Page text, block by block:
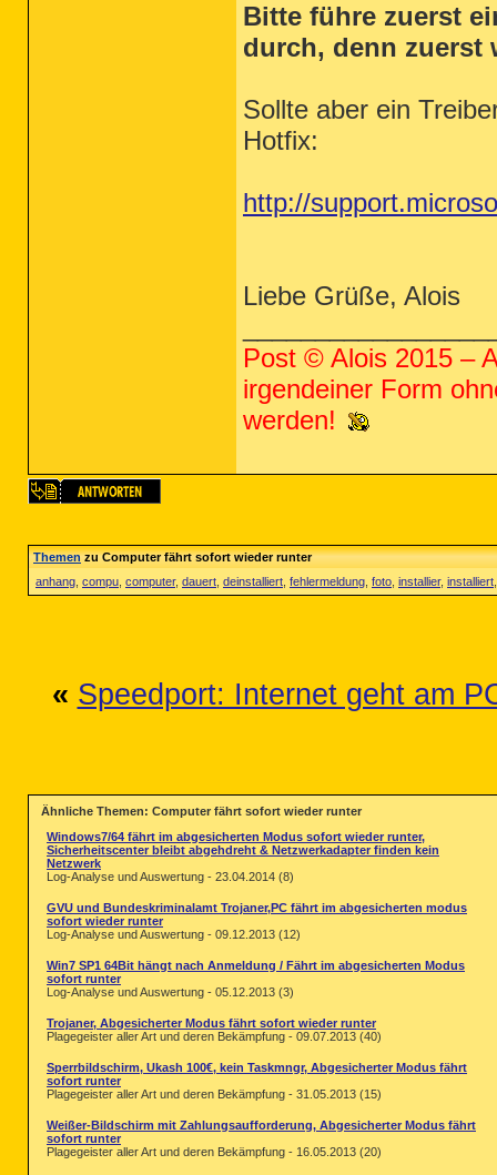
Bitte führe zuerst
durch, denn zuerst
Sollte aber ein
Hotfix:
http://
Liebe Grüße, Alois
Post © Alois 2015 –
irgendeiner Form
werden!
Themenzu Computer fährt sofort wieder runter
anhang compu computer, dauert deinstalliert fehlermeldung foto installier, installiert
« Speedport: Internet geht am
Ähnliche Themen: Computer fährt sofort wieder runter
Windows7/64 fährt im abgesicherten Modus sofort wieder runter,
Sicherheitscenter bleibt abgehdreht & Netzwerkadapter finden kein
Netzwerk
Log-Analyse und Auswertung - 23.04.2014 (8)
GVU und Bundeskriminalamt Trojaner,PC fährt im abgesicherten modus
sofort wieder runter
Log-Analyse und Auswertung - 09.12.2013 (12)
Win7 SP1 64Bit hängt nach Anmeldung / Fährt im abgesicherten Modus
sofort runter
Log-Analyse und Auswertung - 05.12.2013 (3)
Trojaner, Abgesicherter Modus fährt sofort wieder runter
Plagegeister aller Art und deren Bekämpfung - 09.07.2013 (40)
Sperrbildschirm, Ukash 100€, kein Taskmngr, Abgesicherter Modus fährt
sofort runter
Plagegeister aller Art und deren Bekämpfung - 31.05.2013 (15)
Weißer-Bildschirm mit Zahlungsaufforderung, Abgesicherter Modus fährt
sofort runter
Plagegeister aller Art und deren Bekämpfung - 16.05.2013 (20)